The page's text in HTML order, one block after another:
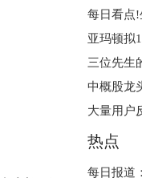
亚玛顿拟
三位先生
中概股龙
大量用户
热点